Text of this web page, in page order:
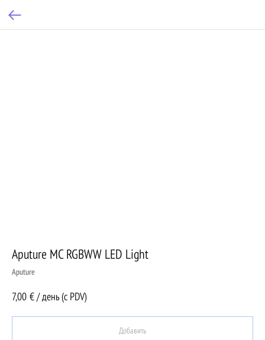
Aputure MC RGBWW LED Light
Aputure
7,00 € / день (c PDV)
Добавить